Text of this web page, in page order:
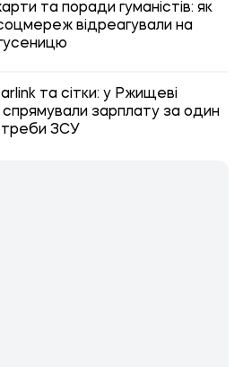
та поради гуманістів: як
відреагували на
та сітки: у Ржищеві
спрямували зарплату за один
ЗСУ